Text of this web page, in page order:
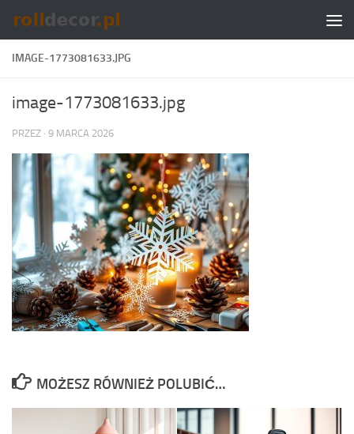
Skip to content
IMAGE-1773081633.JPG
image-1773081633.jpg
PRZEZ · 9 MARCA 2026
MOŻESZ RÓWNIEŻ POLUBIĆ…